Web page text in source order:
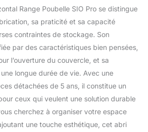
Range Poubelle SIO Pro se distingue
sa praticité et sa capacité
contraintes de stockage. Son
par des caractéristiques bien pensées,
l’ouverture du couvercle, et sa
longue durée de vie. Avec une
détachées de 5 ans, il constitue un
ceux qui veulent une solution durable
cherchez à organiser votre espace
une touche esthétique, cet abri